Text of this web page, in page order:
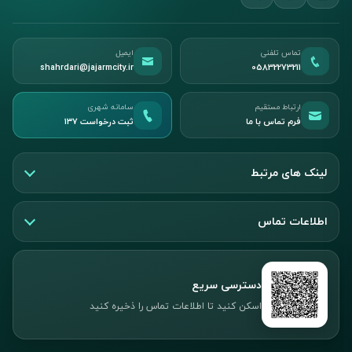
تماس تلفنی
05832273211
ایمیل
shahrdari@jajarmcity.ir
ارتباط مستقیم
فرم تماس با ما
سامانه شهری
ثبت درخواست ۱۳۷
لینک های مرتبط
اطلاعات تماس
دسترسی سریع
اسکن کنید تا اطلاعات تماس را ذخیره کنید